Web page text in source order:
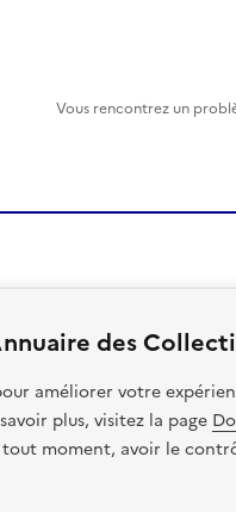
des
améliorer votre
plus, visitez la page
tout moment, avoir le
Vous rencontrez un